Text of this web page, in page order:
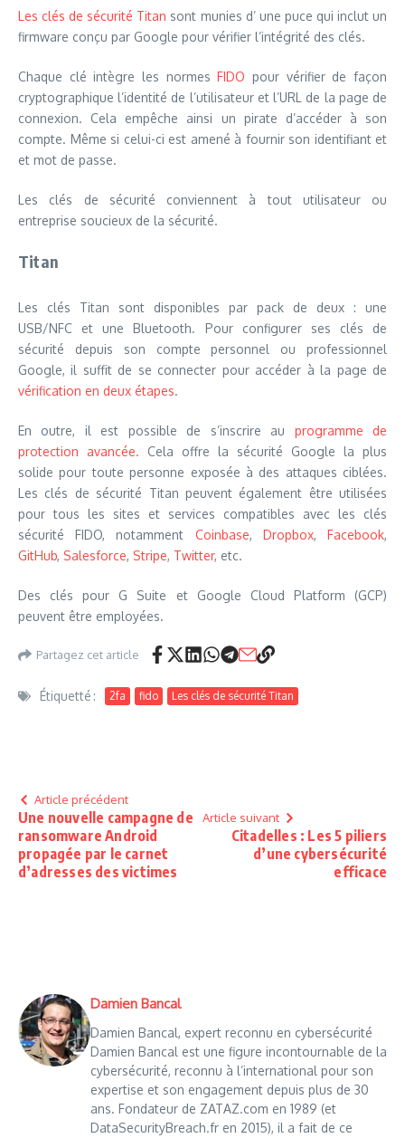
Les clés de sécurité Titan sont munies d’ une puce qui inclut un
firmware conçu par Google pour vérifier l’intégrité des clés.
Chaque clé intègre les normesFIDO pour vérifier de façon
cryptographique l’identité de l’utilisateur et l’URL de la page de
connexion. Cela empêche ainsi un pirate d’accéder à son
compte. Même si celui-ci est amené à fournir son identifiant et
et mot de passe.
Les clés de sécurité conviennent à tout utilisateur ou
entreprise soucieux de la sécurité.
Titan
Les clés Titan sont disponibles par pack de deux : une
USB/NFC et une Bluetooth. Pour configurer ses clés de
sécurité depuis son compte personnel ou professionnel
Google, il suffit de se connecter pour accéder à la page de
vérification en deux étapes.
En outre, il est possible de s’inscrire au programme de
protection avancée. Cela offre la sécurité Google la plus
solide pour toute personne exposée à des attaques ciblées.
Les clés de sécurité Titan peuvent également être utilisées
pour tous les sites et services compatibles avec les clés
sécurité FIDO, notamment Coinbase, Dropbox,Facebook,
GitHub, Salesforce, Stripe, Twitter, etc.
Des clés pour G Suite et Google Cloud Platform (GCP)
peuvent être employées.
Partagez cet article
Étiquetté : 2fa fido Les clés de sécurité Titan
Article précédent
Une nouvelle campagne de
ransomware Android
propagée par le carnet
d’adresses des victimes
Article suivant
Citadelles : Les 5 piliers
d’une cybersécurité
efficace
Damien Bancal
Damien Bancal, expert reconnu en cybersécurité
Damien Bancal est une figure incontournable de la
cybersécurité, reconnu à l’international pour son
expertise et son engagement depuis plus de 30
ans. Fondateur de ZATAZ.com en 1989 (et
DataSecurityBreach.fr en 2015), il a fait de ce